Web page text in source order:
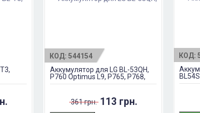
КОД: 544154
Аккумулятор для LG BL-53QH,
P760 Optimus L9, P765, P768,
P880 Optimus 4x HD
361 грн. 113 грн.
КОД: